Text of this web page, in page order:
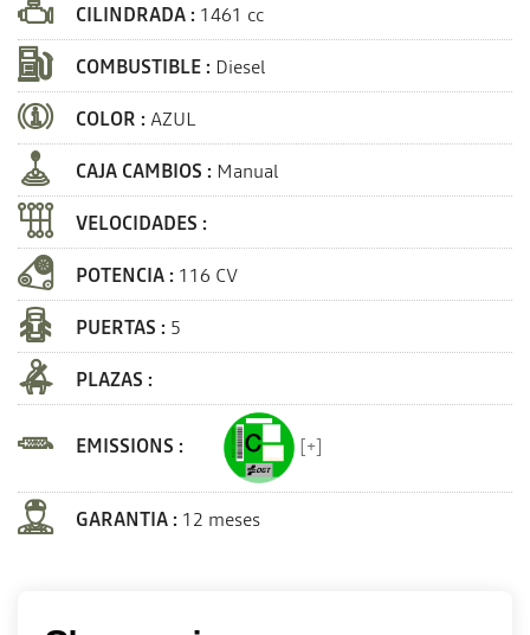
CILINDRADA : 1461 cc
COMBUSTIBLE : Diesel
COLOR : AZUL
CAJA CAMBIOS : Manual
VELOCIDADES :
POTENCIA : 116 CV
PUERTAS : 5
PLAZAS :
EMISSIONS : [+]
GARANTIA : 12 meses